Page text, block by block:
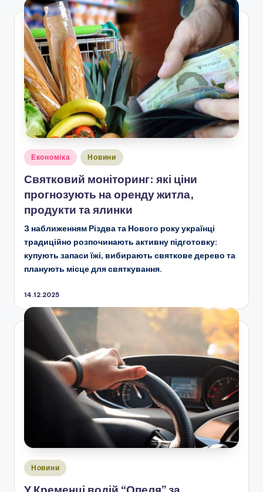
Опубліковано
Економіка Новини
Святковий моніторинг: які ціни
прогнозують на оренду житла,
продукти та ялинки
З наближенням Різдва та Нового року українці
традиційно розпочинають активну підготовку:
купують запаси їжі, вибирають святкове дерево та
планують місце для святкування.
14.12.2025
Опубліковано
Новини